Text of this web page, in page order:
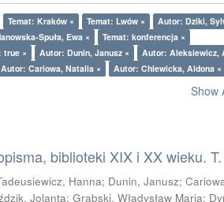
Temat: Kraków × Temat: Lwów ×
Autor: Dziki,
Spuła, Ewa ×
Temat: konferencja ×
true × Autor: Dunin, Janusz ×
Autor: Aleksiewicz,
Autor: Cariowa, Natalia × Autor: Chlewicka, Aldona ×
Show
biblioteki XIX i XX wieku.
Hanna; Dunin, Janusz;
Jolanta;Grabski, Władysław Maria;